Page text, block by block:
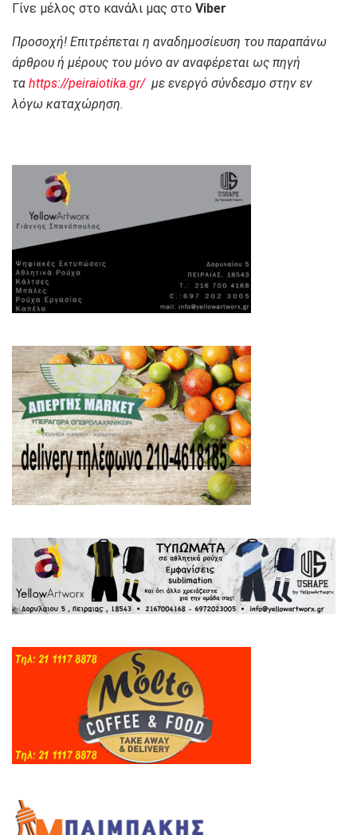
Γίνε μέλος στο κανάλι μας στο Viber
Προσοχή! Επιτρέπεται η αναδημοσίευση του παραπάνω
άρθρου ή μέρους του μόνο αν αναφέρεται ως πηγή
τα https://peiraiotika.gr/με ενεργό σύνδεσμο στην εν
λόγω καταχώρηση.